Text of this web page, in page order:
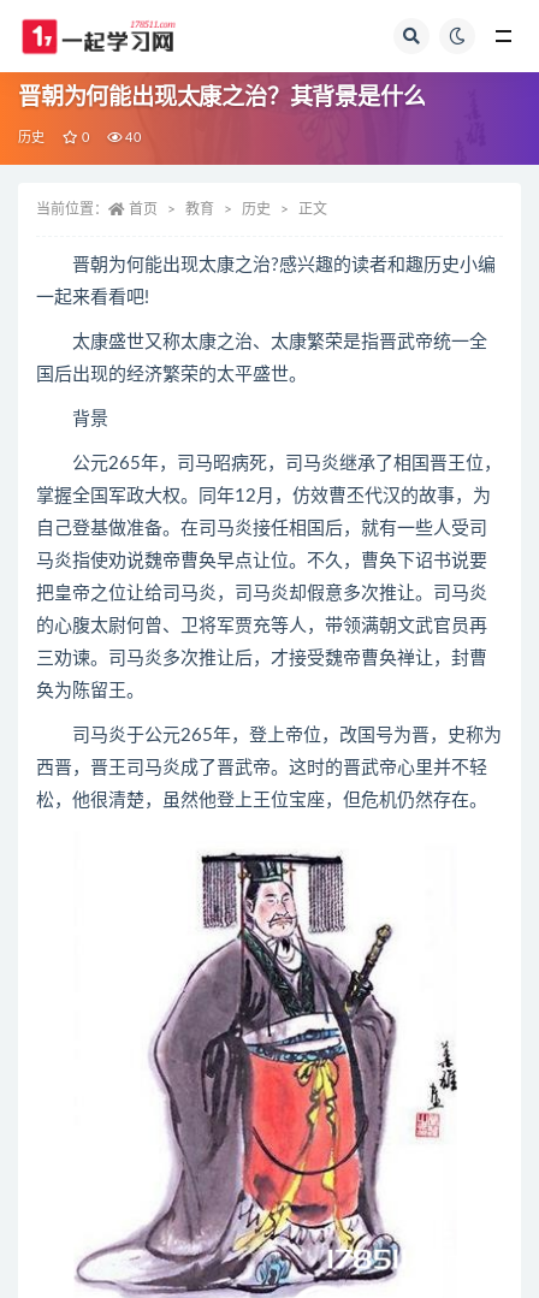
晋朝为何能出现太康之治？其背景是什么
历史 0 40
当前位置： 首页 教育 历史 正文
晋朝为何能出现太康之治?感兴趣的读者和趣历史小编
一起来看看吧!
太康盛世又称太康之治、太康繁荣是指晋武帝统一全
国后出现的经济繁荣的太平盛世。
背景
公元265年，司马昭病死，司马炎继承了相国晋王位，
掌握全国军政大权。同年12月，仿效曹丕代汉的故事，为
自己登基做准备。在司马炎接任相国后，就有一些人受司
马炎指使劝说魏帝曹奂早点让位。不久，曹奂下诏书说要
把皇帝之位让给司马炎，司马炎却假意多次推让。司马炎
的心腹太尉何曾、卫将军贾充等人，带领满朝文武官员再
三劝谏。司马炎多次推让后，才接受魏帝曹奂禅让，封曹
奂为陈留王。
司马炎于公元265年，登上帝位，改国号为晋，史称为
西晋，晋王司马炎成了晋武帝。这时的晋武帝心里并不轻
松，他很清楚，虽然他登上王位宝座，但危机仍然存在。